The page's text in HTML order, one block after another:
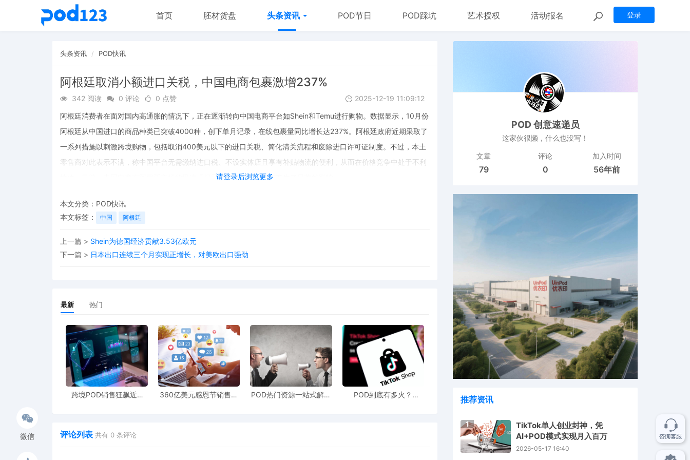
登录
首页 胚材货盘 头条资讯 POD节日 POD踩坑 艺术授权 活动报名
头条资讯 POD快讯
阿根廷取消小额进口关税，中国电商包裹激增237%
342 阅读 0 评论 0 点赞 2025-12-19 11:09:12
请登录后浏览更多
阿根廷消费者在面对国内高通胀的情况下，正在逐渐转向中国电商平台如Shein和Temu进行购物。数据显示，10月份
阿根廷从中国进口的商品种类已突破4000种，创下单月记录，在线包裹量同比增长达237%。阿根廷政府近期采取了
一系列措施以刺激跨境购物，包括取消400美元以下的进口关税、简化清关流程和废除进口许可证制度。不过，本土
零售商对此表示不满，称中国平台无需缴纳进口税、不设实体店且享有补贴物流的便利，从而在价格竞争中处于不利
地位。目前，中国电商在阿根廷市场的迅速崛起已经对当地零售业态产生了显著的影响。
微信
本文分类： POD快讯
本文标签：
中国 阿根廷
上一篇 > Shein为德国经济贡献3.53亿欧元
下一篇 > 日本出口连续三个月实现正增长，对美欧出口强劲
最新 热门
跨境POD销售狂飙近5
360亿美元感恩节销售额
POD热门资源一站式解决
POD到底有多火？
评论列表 共有 0 条评论
POD 创意速递员
这家伙很懒，什么也没写！
文章
79
评论
0
加入时间
56年前
推荐资讯
1
TikTok单人创业封神，凭
AI+POD模式实现月入百万
2026-05-17 16:40